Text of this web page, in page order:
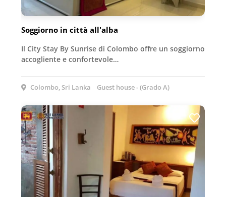
Soggiorno in città all'alba
Il City Stay By Sunrise di Colombo offre un soggiorno
accogliente e confortevole…
Colombo, Sri Lanka Guest house - (Grado A)